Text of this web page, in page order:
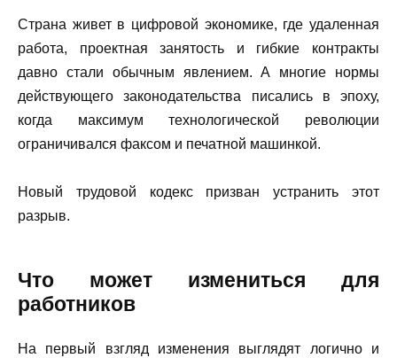
Страна живет в цифровой экономике, где удаленная
работа, проектная занятость и гибкие контракты
давно стали обычным явлением. А многие нормы
действующего законодательства писались в эпоху,
когда максимум технологической революции
ограничивался факсом и печатной машинкой.
Новый трудовой кодекс призван устранить этот
разрыв.
Что может измениться для
работников
На первый взгляд изменения выглядят логично и